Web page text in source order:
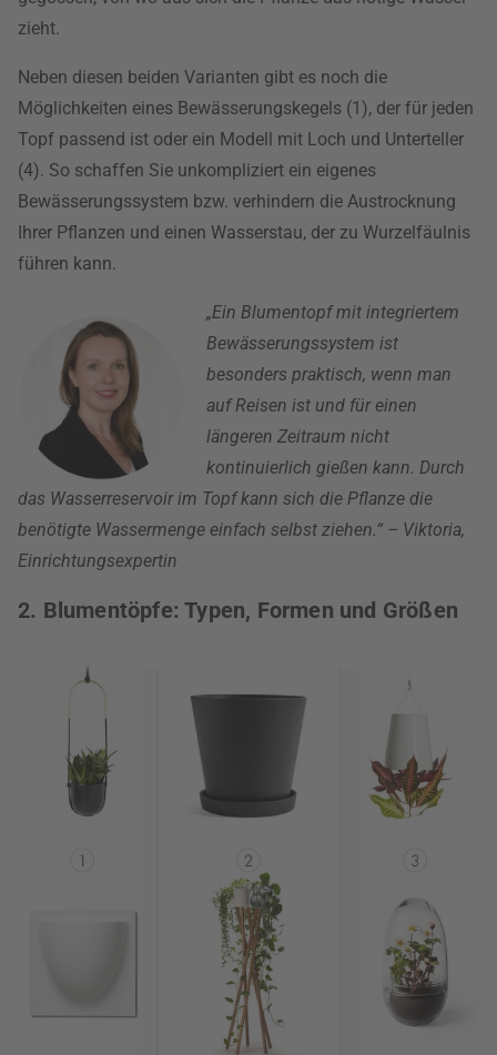
zieht.
Neben diesen beiden Varianten gibt es noch die
Möglichkeiten eines Bewässerungskegels (1), der für jeden
Topf passend ist oder ein Modell mit Loch und Unterteller
(4). So schaffen Sie unkompliziert ein eigenes
Bewässerungssystem bzw. verhindern die Austrocknung
Ihrer Pflanzen und einen Wasserstau, der zu Wurzelfäulnis
führen kann.
„Ein Blumentopf mit integriertem
Bewässerungssystem ist
besonders praktisch, wenn man
auf Reisen ist und für einen
längeren Zeitraum nicht
kontinuierlich gießen kann. Durch
das Wasserreservoir im Topf kann sich die Pflanze die
benötigte Wassermenge einfach selbst ziehen.“ – Viktoria,
Einrichtungsexpertin
2. Blumentöpfe: Typen, Formen und Größen